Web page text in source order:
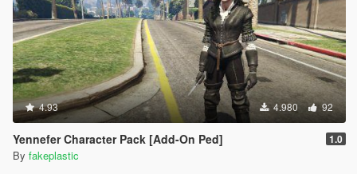
4.93 4.980 92
Yennefer Character Pack [Add-On Ped] 1.0
By fakeplastic